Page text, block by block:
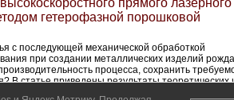
прямого лазерного
гетерофазной порошковой
с последующей механической обработкой
при создании металлических изделий
процесса, сохранить
В статье приведены результаты теоретических